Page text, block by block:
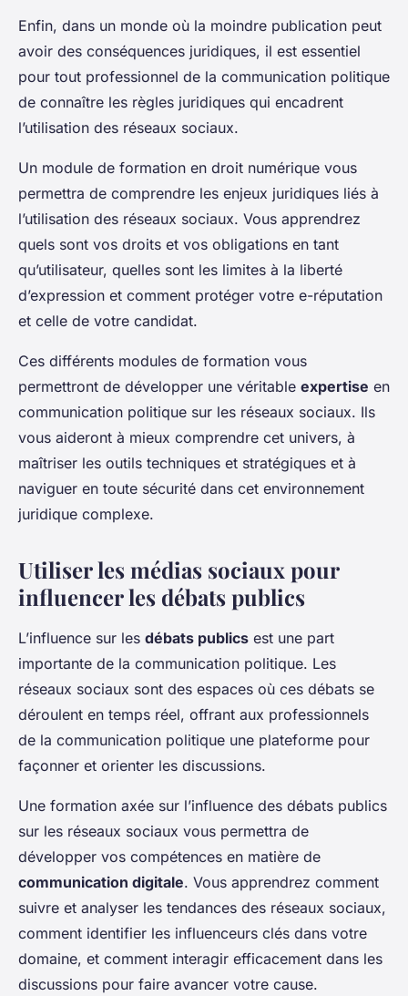
Enfin, dans un monde où la moindre publication peut
avoir des conséquences juridiques, il est essentiel
pour tout professionnel de la communication politique
de connaître les règles juridiques qui encadrent
l’utilisation des réseaux sociaux.
Un module de formation en droit numérique vous
permettra de comprendre les enjeux juridiques liés à
l’utilisation des réseaux sociaux. Vous apprendrez
quels sont vos droits et vos obligations en tant
qu’utilisateur, quelles sont les limites à la liberté
d’expression et comment protéger votre e-réputation
et celle de votre candidat.
Ces différents modules de formation vous
permettront de développer une véritable expertise en
communication politique sur les réseaux sociaux. Ils
vous aideront à mieux comprendre cet univers, à
maîtriser les outils techniques et stratégiques et à
naviguer en toute sécurité dans cet environnement
juridique complexe.
Utiliser les médias sociaux pour
influencer les débats publics
L’influence sur les débats publics est une part
importante de la communication politique. Les
réseaux sociaux sont des espaces où ces débats se
déroulent en temps réel, offrant aux professionnels
de la communication politique une plateforme pour
façonner et orienter les discussions.
Une formation axée sur l’influence des débats publics
sur les réseaux sociaux vous permettra de
développer vos compétences en matière de
communication digitale. Vous apprendrez comment
suivre et analyser les tendances des réseaux sociaux,
comment identifier les influenceurs clés dans votre
domaine, et comment interagir efficacement dans les
discussions pour faire avancer votre cause.